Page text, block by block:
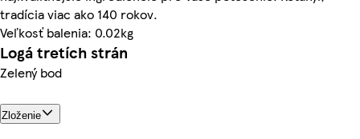
tradícia viac ako 140 rokov.
Veľkosť balenia: 0.02kg
Logá tretích strán
Zelený bod
Zloženie